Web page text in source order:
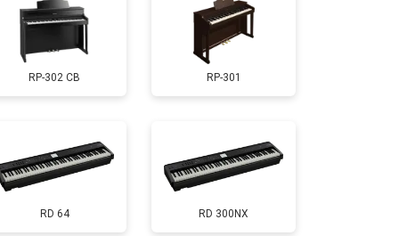
1200 ₽ Заказать
1500 ₽ Заказать
2000 ₽ Заказать
RP-302 CB RP-301
RD 64 RD 300NX